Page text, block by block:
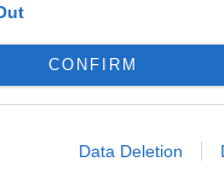
CONFIRM
Data Deletion